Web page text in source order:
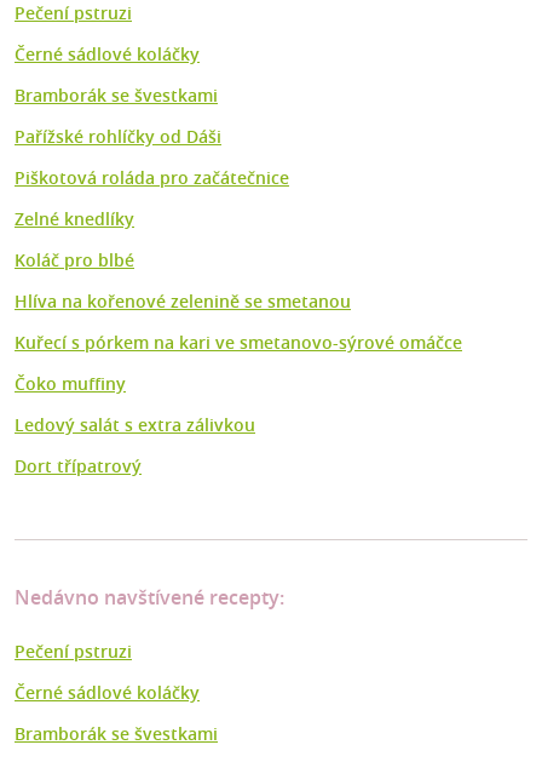
Pečení pstruzi
Černé sádlové koláčky
Bramborák se švestkami
Pařížské rohlíčky od Dáši
Piškotová roláda pro začátečnice
Zelné knedlíky
Koláč pro blbé
Hlíva na kořenové zelenině se smetanou
Kuřecí s pórkem na kari ve smetanovo-sýrové omáčce
Čoko muffiny
Ledový salát s extra zálivkou
Dort třípatrový
Nedávno navštívené recepty:
Pečení pstruzi
Černé sádlové koláčky
Bramborák se švestkami